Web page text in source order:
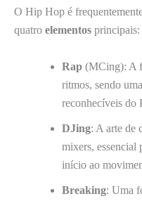
O Hip Hop é
quatro elementos principais:
Rap (MCing): A
ritmos, sendo
reconhecíveis do
DJing: A arte de
mixers, essencial
início ao
Breaking: Uma